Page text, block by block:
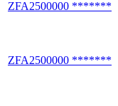
ZFA2500000 *******
ZFA2500000 *******